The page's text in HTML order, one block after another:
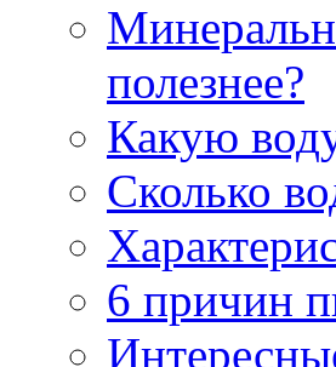
полезнее?
Какую
Сколько
6 причин